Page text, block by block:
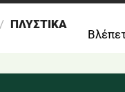
/ ΠΛΥΣΤΙΚΑ